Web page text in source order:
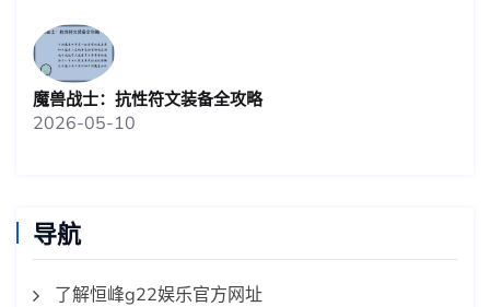
魔兽战士：抗性符文装备全攻略
2026-05-10
导航
了解恒峰g22娱乐官方网址